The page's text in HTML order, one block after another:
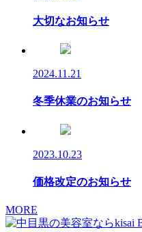
大切なお知らせ
2024.11.21
冬季休業のお知らせ
2023.10.23
価格改定のお知らせ
MORE